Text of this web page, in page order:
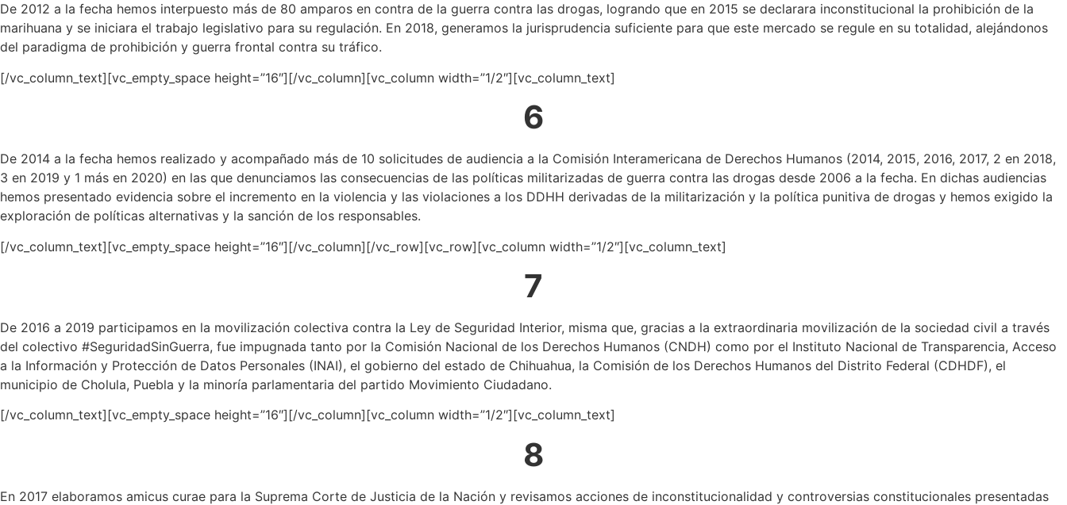
De 2012 a la fecha hemos interpuesto más de 80 amparos en contra de la guerra contra las drogas, logrando que en 2015 se declarara inconstitucional la prohibición de la
marihuana y se iniciara el trabajo legislativo para su regulación. En 2018, generamos la jurisprudencia suficiente para que este mercado se regule en su totalidad, alejándonos
del paradigma de prohibición y guerra frontal contra su tráfico.
[/vc_column_text][vc_empty_space height=”16″][/vc_column][vc_column width=”1/2″][vc_column_text]
6
De 2014 a la fecha hemos realizado y acompañado más de 10 solicitudes de audiencia a la Comisión Interamericana de Derechos Humanos (2014, 2015, 2016, 2017, 2 en 2018,
3 en 2019 y 1 más en 2020) en las que denunciamos las consecuencias de las políticas militarizadas de guerra contra las drogas desde 2006 a la fecha. En dichas audiencias
hemos presentado evidencia sobre el incremento en la violencia y las violaciones a los DDHH derivadas de la militarización y la política punitiva de drogas y hemos exigido la
exploración de políticas alternativas y la sanción de los responsables.
[/vc_column_text][vc_empty_space height=”16″][/vc_column][/vc_row][vc_row][vc_column width=”1/2″][vc_column_text]
7
De 2016 a 2019 participamos en la movilización colectiva contra la Ley de Seguridad Interior, misma que, gracias a la extraordinaria movilización de la sociedad civil a través
del colectivo #SeguridadSinGuerra, fue impugnada tanto por la Comisión Nacional de los Derechos Humanos (CNDH) como por el Instituto Nacional de Transparencia, Acceso
a la Información y Protección de Datos Personales (INAI), el gobierno del estado de Chihuahua, la Comisión de los Derechos Humanos del Distrito Federal (CDHDF), el
municipio de Cholula, Puebla y la minoría parlamentaria del partido Movimiento Ciudadano.
[/vc_column_text][vc_empty_space height=”16″][/vc_column][vc_column width=”1/2″][vc_column_text]
8
En 2017 elaboramos amicus curae para la Suprema Corte de Justicia de la Nación y revisamos acciones de inconstitucionalidad y controversias constitucionales presentadas